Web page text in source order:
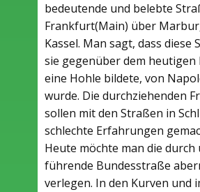
bedeutende und belebte
Frankfurt(Main) über
Kassel. Man sagt, dass diese
sie gegenüber dem heutigen
eine Hohle bildete, von
wurde. Die durchziehenden
sollen mit den Straßen in
schlechte Erfahrungen
Heute möchte man die
führende Bundesstraße
verlegen. In den Kurven und